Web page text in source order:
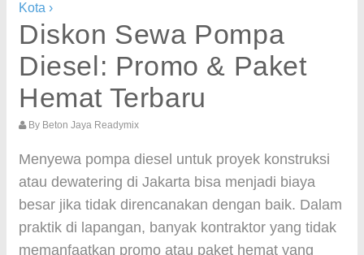
Kota ›
Diskon Sewa Pompa
Diesel: Promo & Paket
Hemat Terbaru
By Beton Jaya Readymix
Menyewa pompa diesel untuk proyek konstruksi
atau dewatering di Jakarta bisa menjadi biaya
besar jika tidak direncanakan dengan baik. Dalam
praktik di lapangan, banyak kontraktor yang tidak
memanfaatkan promo atau paket hemat yang